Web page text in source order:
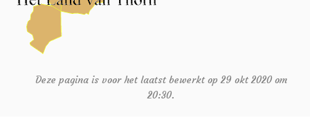
Deze pagina is voor het laatst bewerkt op 29 okt 2020 om
20:30.